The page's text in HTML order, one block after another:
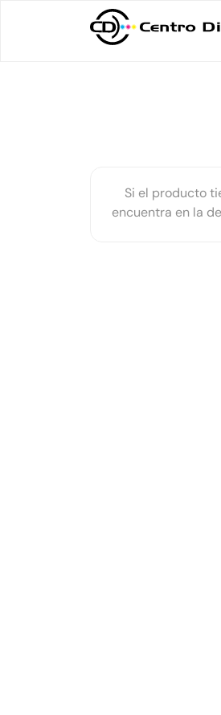
Si el producto
encuentra en la